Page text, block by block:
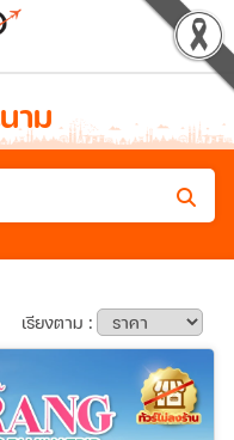
าม
เรียงตาม :